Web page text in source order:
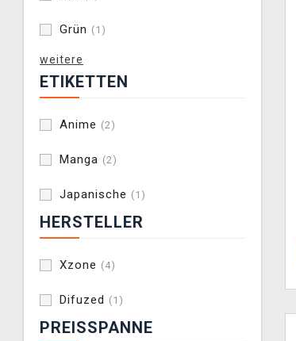
Grün (1)
weitere
ETIKETTEN
Anime (2)
Manga (2)
Japanische (1)
HERSTELLER
Xzone (4)
Difuzed (1)
PREISSPANNE